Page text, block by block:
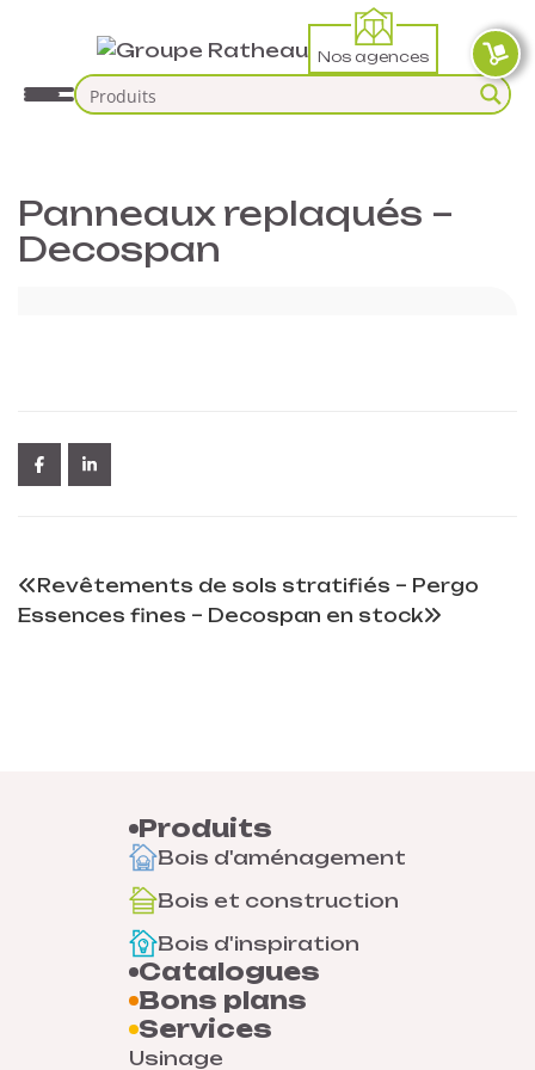
Nos agences
Panneaux replaqués –
Decospan
Revêtements de sols stratifiés – Pergo
Essences fines – Decospan en stock
Produits
Bois d'aménagement
Bois et construction
Bois d'inspiration
Catalogues
Bons plans
Services
Usinage